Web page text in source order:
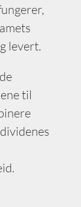
levert.
til